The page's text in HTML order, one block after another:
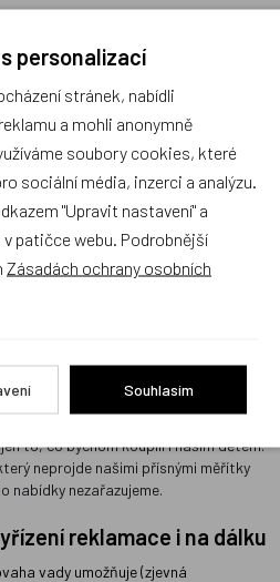
přístup ke každému zákazníkovi je
podnikání. Jsme rodiče dvou
a i proto víme, co potěší ty Vaše.
s největším výběrem
v Praze a
poradenstvím
v Libni máme skladem stovky
mnoha značek a víme o nich úplně
čas výběrem na internetu, přijďte
na prvním místě
to, co bychom koupili i našim dětem.
neprojde našimi přísnými měřítky
nabídky nezařazujeme.
reklamace i na dálku
vady umožňuje (zjevná
personalizací
stránek, nabídli
a mohli anonymně
soubory cookies, které
sociální média, inzerci a analýzu.
"Upravit nastavení" a
patičce webu. Podrobnější
Zásadách ochrany osobních
Souhlasím